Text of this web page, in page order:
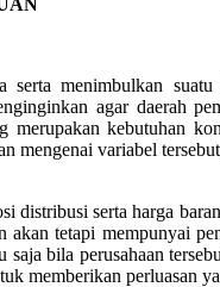
serta menimbulkan
agar daerah
kebutuhan
mengenai variabel
serta harga
akan tetapi mempunyai
bila perusahaan
memberikan perluasan